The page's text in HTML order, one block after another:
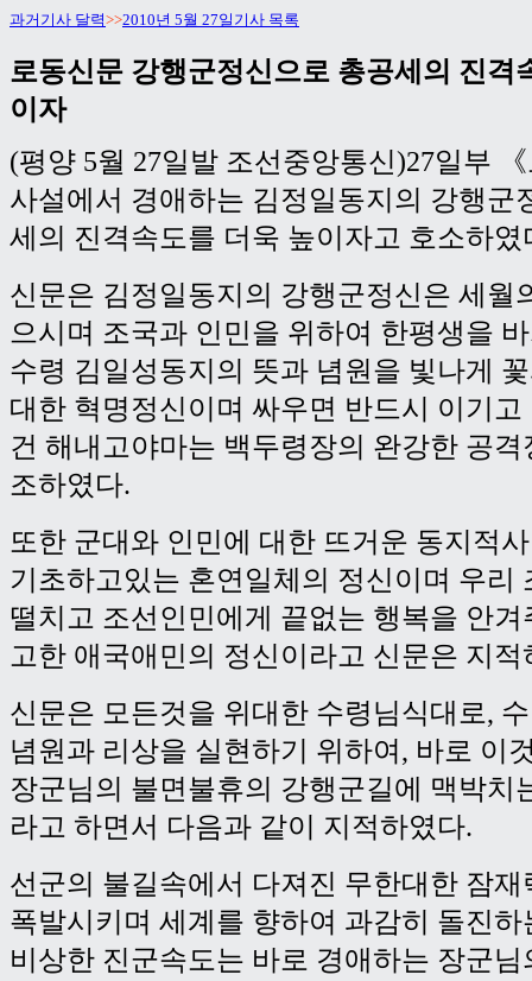
과거기사 달력>>2010년 5월 27일기사 목록
로동신문 강행군정신으로 총공세의 진격
이자
(평양 5월 27일발 조선중앙통신)27일부
사설에서 경애하는 김정일동지의 강행군
세의 진격속도를 더욱 높이자고 호소하였
신문은 김정일동지의 강행군정신은 세월
으시며 조국과 인민을 위하여 한평생을
수령 김일성동지의 뜻과 념원을 빛나게
대한 혁명정신이며 싸우면 반드시 이기
건 해내고야마는 백두령장의 완강한 공
조하였다.
또한 군대와 인민에 대한 뜨거운 동지적
기초하고있는 혼연일체의 정신이며 우리
떨치고 조선인민에게 끝없는 행복을 안
고한 애국애민의 정신이라고 신문은 지적
신문은 모든것을 위대한 수령님식대로,
념원과 리상을 실현하기 위하여, 바로 이
장군님의 불면불휴의 강행군길에 맥박치
라고 하면서 다음과 같이 지적하였다.
선군의 불길속에서 다져진 무한대한 잠
폭발시키며 세계를 향하여 과감히 돌진
비상한 진군속도는 바로 경애하는 장군님